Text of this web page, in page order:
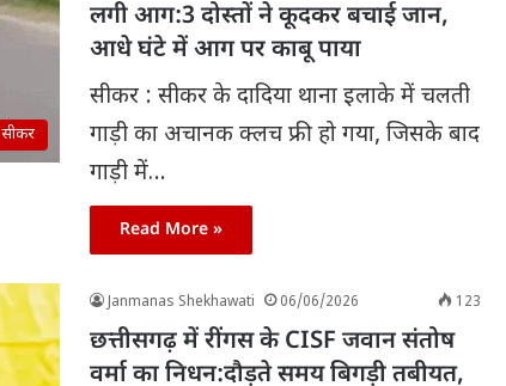
सीकर
लगी आग:3 दोस्तों ने कूदकर बचाई जान,
आधे घंटे में आग पर काबू पाया
सीकर : सीकर के दादिया थाना इलाके में चलती
गाड़ी का अचानक क्लच फ्री हो गया, जिसके बाद
गाड़ी में…
Read More »
Janmanas Shekhawati 06/06/2026 123
छत्तीसगढ़ में रींगस के CISF जवान संतोष
वर्मा का निधन:दौड़ते समय बिगड़ी तबीयत,